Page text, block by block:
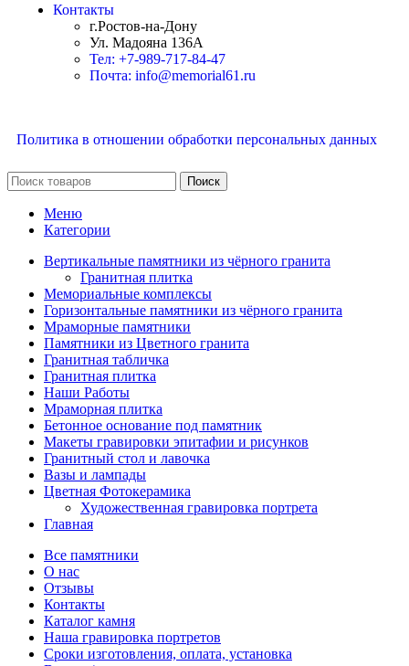
Контакты
г.Ростов-на-Дону
Ул. Мадояна 136А
Тел: +7-989-717-84-47
Почта: info@memorial61.ru
Политика в отношении обработки персональных данных
Поиск
Меню
Категории
Вертикальные памятники из чёрного гранита
Гранитная плитка
Мемориальные комплексы
Горизонтальные памятники из чёрного гранита
Мраморные памятники
Памятники из Цветного гранита
Гранитная табличка
Гранитная плитка
Наши Работы
Мраморная плитка
Бетонное основание под памятник
Макеты гравировки эпитафии и рисунков
Гранитный стол и лавочка
Вазы и лампады
Цветная Фотокерамика
Художественная гравировка портрета
Главная
Все памятники
О нас
Отзывы
Контакты
Каталог камня
Наша гравировка портретов
Сроки изготовления, оплата, установка